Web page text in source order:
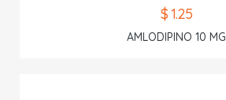
$ 1.25
AMLODIPINO 10 MG